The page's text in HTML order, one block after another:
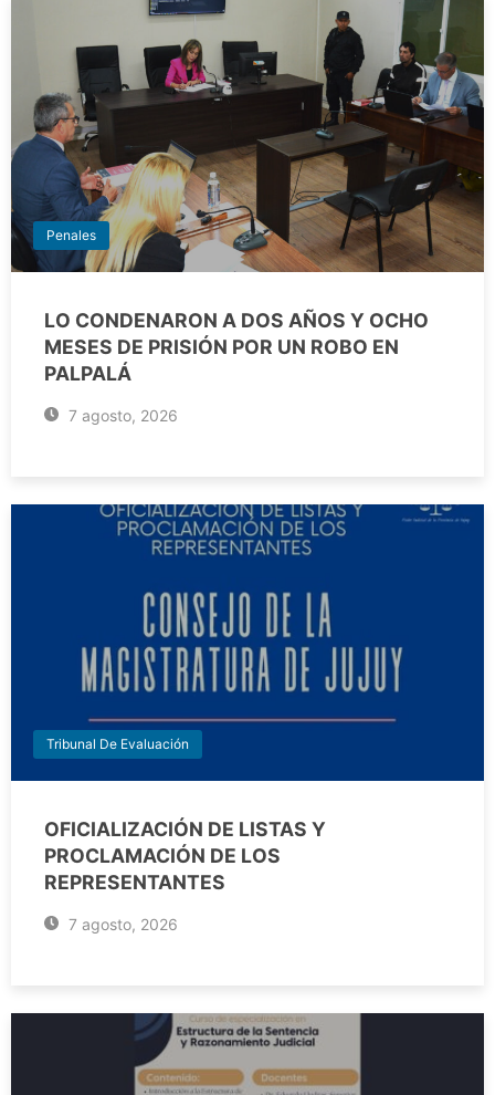
Penales
LO CONDENARON A DOS AÑOS Y OCHO
MESES DE PRISIÓN POR UN ROBO EN
PALPALÁ
7 agosto, 2026
Tribunal De Evaluación
OFICIALIZACIÓN DE LISTAS Y
PROCLAMACIÓN DE LOS
REPRESENTANTES
7 agosto, 2026